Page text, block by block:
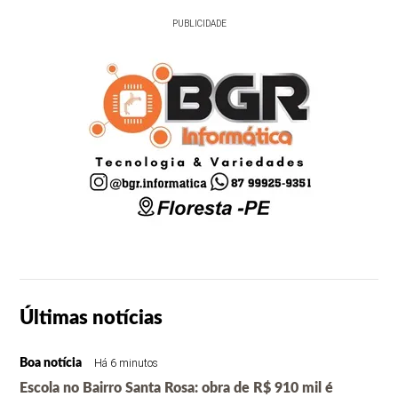
PUBLICIDADE
Últimas notícias
Boa notícia Há 6 minutos
Escola no Bairro Santa Rosa: obra de R$ 910 mil é